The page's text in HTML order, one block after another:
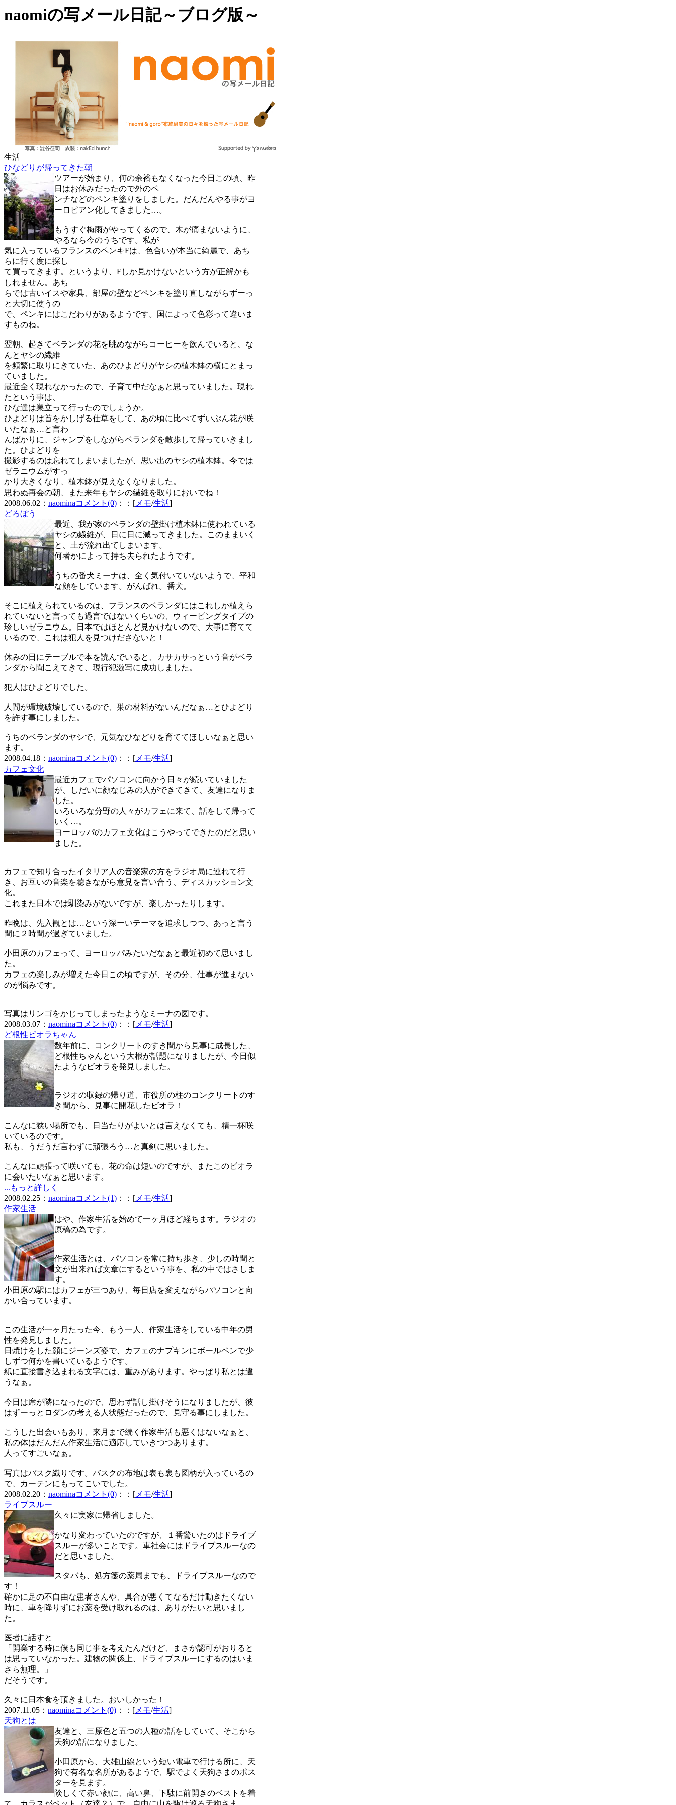
naomiの写メール日記～ブログ版～
生活
ひなどりが帰ってきた朝
ツアーが始まり、何の余裕もなくなった今日この頃、昨
日はお休みだったので外のベ
ンチなどのペンキ塗りをしました。だんだんやる事がヨ
ーロピアン化してきました…。
もうすぐ梅雨がやってくるので、木が痛まないように、
やるなら今のうちです。私が
気に入っているフランスのペンキFは、色合いが本当に綺麗で、あち
らに行く度に探し
て買ってきます。というより、Fしか見かけないという方が正解かも
しれません。あち
らでは古いイスや家具、部屋の壁などペンキを塗り直しながらずーっ
と大切に使うの
で、ペンキにはこだわりがあるようです。国によって色彩って違いま
すものね。
翌朝、起きてベランダの花を眺めながらコーヒーを飲んでいると、な
んとヤシの繊維
を頻繁に取りにきていた、あのひよどりがヤシの植木鉢の横にとまっ
ていました。
最近全く現れなかったので、子育て中だなぁと思っていました。現れ
たという事は、
ひな達は巣立って行ったのでしょうか。
ひよどりは首をかしげる仕草をして、あの頃に比べてずいぶん花が咲
いたなぁ…と言わ
んばかりに、ジャンプをしながらベランダを散歩して帰っていきまし
た。ひよどりを
撮影するのは忘れてしまいましたが、思い出のヤシの植木鉢。今では
ゼラニウムがすっ
かり大きくなり、植木鉢が見えなくなりました。
思わぬ再会の朝、また来年もヤシの繊維を取りにおいでね！
2008.06.02： naominaコメント(0) ：：[メモ/生活]
どろぼう
最近、我が家のベランダの壁掛け植木鉢に使われている
ヤシの繊維が、日に日に減ってきました。このままいく
と、土が流れ出てしまいます。
何者かによって持ち去られたようです。
うちの番犬ミーナは、全く気付いていないようで、平和
な顔をしています。がんばれ。番犬。
そこに植えられているのは、フランスのベランダにはこれしか植えら
れていないと言っても過言ではないくらいの、ウィーピングタイプの
珍しいゼラニウム。日本ではほとんど見かけないので、大事に育てて
いるので、これは犯人を見つけださないと！
休みの日にテーブルで本を読んでいると、カサカサっという音がベラ
ンダから聞こえてきて、現行犯激写に成功しました。
犯人はひよどりでした。
人間が環境破壊しているので、巣の材料がないんだなぁ…とひよどり
を許す事にしました。
うちのベランダのヤシで、元気なひなどりを育ててほしいなぁと思い
ます。
2008.04.18： naominaコメント(0) ：：[メモ/生活]
カフェ文化
最近カフェでパソコンに向かう日々が続いていました
が、しだいに顔なじみの人ができてきて、友達になりま
した。
いろいろな分野の人々がカフェに来て、話をして帰って
いく…。
ヨーロッパのカフェ文化はこうやってできたのだと思い
ました。
カフェで知り合ったイタリア人の音楽家の方をラジオ局に連れて行
き、お互いの音楽を聴きながら意見を言い合う、ディスカッション文
化。
これまた日本では馴染みがないですが、楽しかったりします。
昨晩は、先入観とは…という深ーいテーマを追求しつつ、あっと言う
間に２時間が過ぎていました。
小田原のカフェって、ヨーロッパみたいだなぁと最近初めて思いまし
た。
カフェの楽しみが増えた今日この頃ですが、その分、仕事が進まない
のが悩みです。
写真はリンゴをかじってしまったようなミーナの図です。
2008.03.07： naominaコメント(0) ：：[メモ/生活]
ど根性ビオラちゃん
数年前に、コンクリートのすき間から見事に成長した、
ど根性ちゃんという大根が話題になりましたが、今日似
たようなビオラを発見しました。
ラジオの収録の帰り道、市役所の柱のコンクリートのす
き間から、見事に開花したビオラ！
こんなに狭い場所でも、日当たりがよいとは言えなくても、精一杯咲
いているのです。
私も、うだうだ言わずに頑張ろう…と真剣に思いました。
こんなに頑張って咲いても、花の命は短いのですが、またこのビオラ
に会いたいなぁと思います。
...もっと詳しく
2008.02.25： naominaコメント(1) ：：[メモ/生活]
作家生活
はや、作家生活を始めて一ヶ月ほど経ちます。ラジオの
原稿の為です。
作家生活とは、パソコンを常に持ち歩き、少しの時間と
文が出来れば文章にするという事を、私の中ではさしま
す。
小田原の駅にはカフェが三つあり、毎日店を変えながらパソコンと向
かい合っています。
この生活が一ヶ月たった今、もう一人、作家生活をしている中年の男
性を発見しました。
日焼けをした顔にジーンズ姿で、カフェのナプキンにボールペンで少
しずつ何かを書いているようです。
紙に直接書き込まれる文字には、重みがあります。やっぱり私とは違
うなぁ。
今日は席が隣になったので、思わず話し掛けそうになりましたが、彼
はずーっとロダンの考える人状態だったので、見守る事にしました。
こうした出会いもあり、来月まで続く作家生活も悪くはないなぁと、
私の体はだんだん作家生活に適応していきつつあります。
人ってすごいなぁ。
写真はバスク織りです。バスクの布地は表も裏も図柄が入っているの
で、カーテンにもってこいでした。
2008.02.20： naominaコメント(0) ：：[メモ/生活]
ライブスルー
久々に実家に帰省しました。
かなり変わっていたのですが、１番驚いたのはドライブ
スルーが多いことです。車社会にはドライブスルーなの
だと思いました。
スタバも、処方箋の薬局までも、ドライブスルーなので
す！
確かに足の不自由な患者さんや、具合が悪くてなるだけ動きたくない
時に、車を降りずにお薬を受け取れるのは、ありがたいと思いまし
た。
医者に話すと
「開業する時に僕も同じ事を考えたんだけど、まさか認可がおりると
は思っていなかった。建物の関係上、ドライブスルーにするのはいま
さら無理。」
だそうです。
久々に日本食を頂きました。おいしかった！
2007.11.05： naominaコメント(0) ：：[メモ/生活]
天狗とは
友達と、三原色と五つの人種の話をしていて、そこから
天狗の話になりました。
小田原から、大雄山線という短い電車で行ける所に、天
狗で有名な名所があるようで、駅でよく天狗さまのポス
ターを見ます。
険しくて赤い顔に、高い鼻、下駄に前開きのベストを着